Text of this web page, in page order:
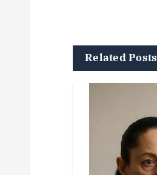
Related Posts